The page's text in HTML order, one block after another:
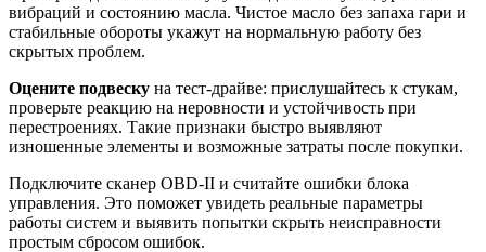
вибраций и состоянию масла. Чистое масло без запаха гари и
стабильные обороты укажут на нормальную работу без
скрытых проблем.
Оцените подвеску на тест-драйве: прислушайтесь к стукам,
проверьте реакцию на неровности и устойчивость при
перестроениях. Такие признаки быстро выявляют
изношенные элементы и возможные затраты после покупки.
Подключите сканер OBD-II и считайте ошибки блока
управления. Это поможет увидеть реальные параметры
работы систем и выявить попытки скрыть неисправности
простым сбросом ошибок.